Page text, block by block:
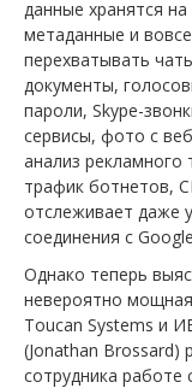
данные хранятся на
метаданные и
перехватывать
документы,
пароли, Skype-
сервисы, фото с
анализ
трафик ботнетов,
отслеживает даже
соединения с
Однако теперь
невероятно
Toucan Systems и
(Jonathan Brossard)
сотрудника